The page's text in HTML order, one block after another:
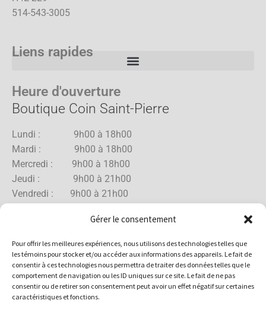
Gérer le consentement
Pour offrir les meilleures expériences, nous utilisons des technologies telles que
les témoins pour stocker et/ou accéder aux informations des appareils. Le fait de
consentir à ces technologies nous permettra de traiter des données telles que le
comportement de navigation ou les ID uniques sur ce site. Le fait de ne pas
consentir ou de retirer son consentement peut avoir un effet négatif sur certaines
caractéristiques et fonctions.
514-543-3005
Liens rapides
Heure d'ouverture
Boutique Coin Saint-Pierre
Lundi : 9h00 à 18h00
Mardi : 9h00 à 18h00
Mercredi : 9h00 à 18h00
Jeudi : 9h00 à 21h00
Vendredi : 9h00 à 21h00
Dimanche : 10h00 à 17h00
Boutique Rue Allard